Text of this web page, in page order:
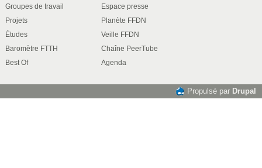
Groupes de travail
Projets
Études
Baromètre FTTH
Best Of
Espace presse
Planète FFDN
Veille FFDN
Chaîne PeerTube
Agenda
Propulsé par Drupal